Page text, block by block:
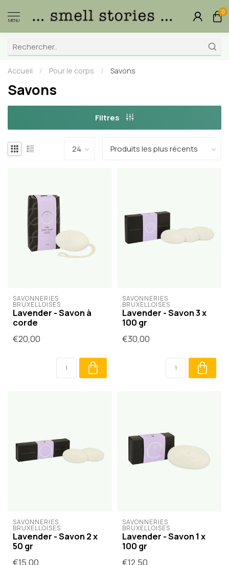
MENU
0
Accueil / Pour le corps / Savons
Savons
Filtres
SAVONNERIES
BRUXELLOISES
Lavender - Savon à
corde
€20,00
SAVONNERIES
BRUXELLOISES
Lavender - Savon 3 x
100 gr
€30,00
SAVONNERIES
BRUXELLOISES
Lavender - Savon 2 x
50 gr
€15,00
SAVONNERIES
BRUXELLOISES
Lavender - Savon 1 x
100 gr
€12,50